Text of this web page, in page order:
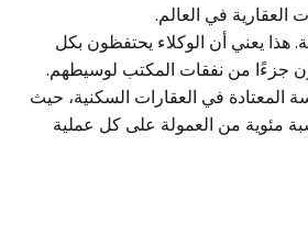
العقارية في العالم.
هذا يعني أن الوكلاء يحتفظون بكل
جزءًا من نفقات المكتب لوسيطهم.
في العقارات السكنية، حيث
مئوية من العمولة على كل عملية